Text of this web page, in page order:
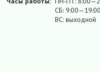
СБ:
ВС: выходной